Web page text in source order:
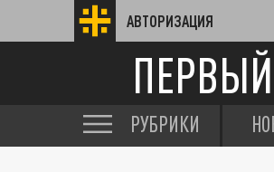
АВТОРИЗАЦИЯ
РУБРИКИ